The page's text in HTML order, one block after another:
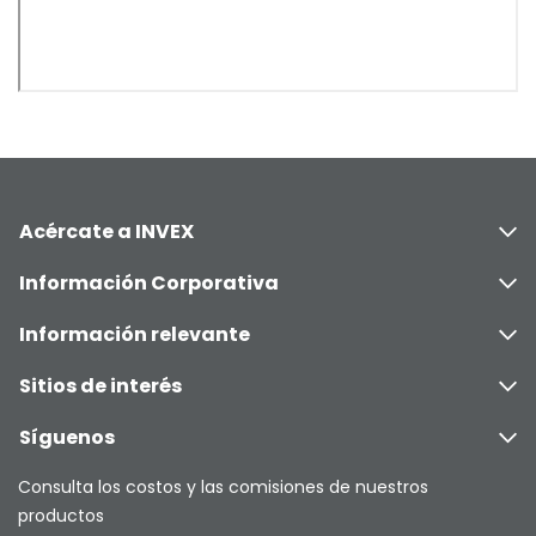
Acércate a INVEX
Información Corporativa
Información relevante
Sitios de interés
Síguenos
Consulta los costos y las comisiones de nuestros
productos